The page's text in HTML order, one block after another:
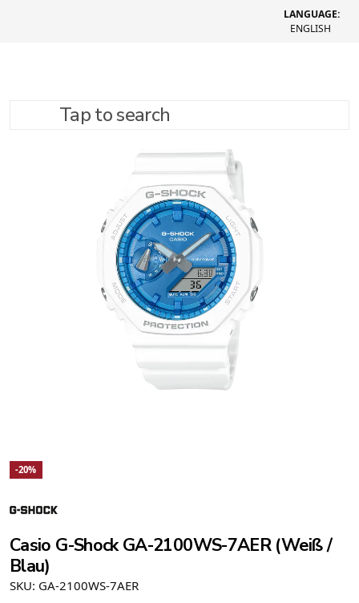
LANGUAGE:
ENGLISH
Tap to search
-20%
Casio G-Shock GA-2100WS-7AER (Weiß /
Blau)
SKU: GA-2100WS-7AER